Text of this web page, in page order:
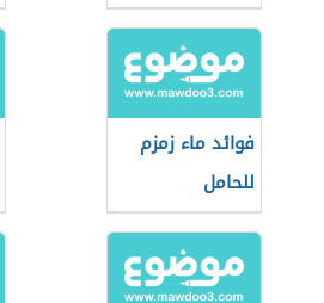
التاسع
فوائد ماء زمزم
للحامل